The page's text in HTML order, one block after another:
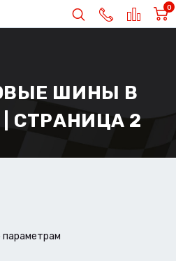
0
ШИНЫ В
СТРАНИЦА 2
параметрам